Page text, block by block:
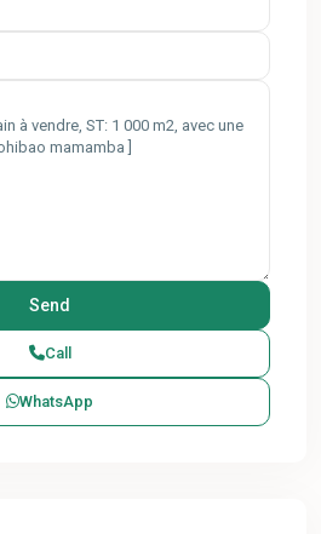
Call
WhatsApp